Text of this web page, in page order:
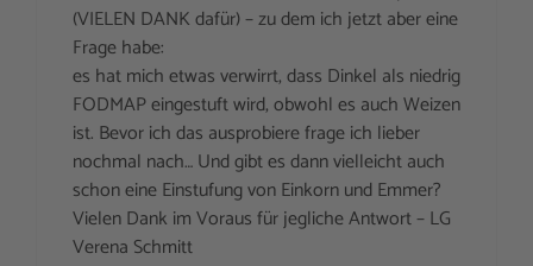
(VIELEN DANK dafür) – zu dem ich jetzt aber eine
Frage habe:
es hat mich etwas verwirrt, dass Dinkel als niedrig
FODMAP eingestuft wird, obwohl es auch Weizen
ist. Bevor ich das ausprobiere frage ich lieber
nochmal nach… Und gibt es dann vielleicht auch
schon eine Einstufung von Einkorn und Emmer?
Vielen Dank im Voraus für jegliche Antwort – LG
Verena Schmitt